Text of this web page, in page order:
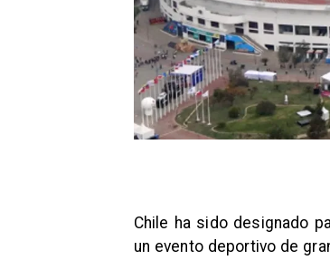
Chile ha sido designado
un evento deportivo de